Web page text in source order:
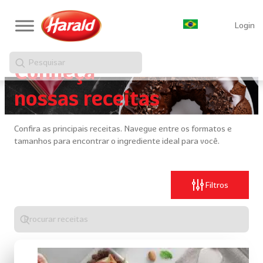
Login
Pesquisar
Conheça
nossas receitas
Confira as principais receitas. Navegue entre os formatos e
tamanhos para encontrar o ingrediente ideal para você.
Filtros
Digite
algo
para
realizar